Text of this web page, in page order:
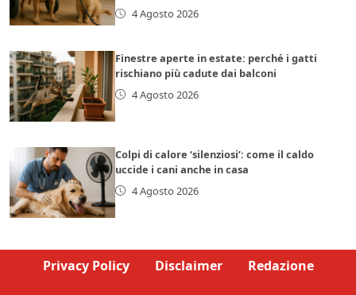
4 Agosto 2026
Finestre aperte in estate: perché i gatti
rischiano più cadute dai balconi
4 Agosto 2026
Colpi di calore ‘silenziosi’: come il caldo
uccide i cani anche in casa
4 Agosto 2026
Privacy Policy Disclaimer Redazione